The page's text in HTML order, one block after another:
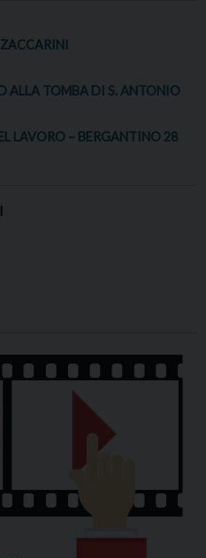
ALLA TOMBA DI S. ANTONIO
LAVORO – BERGANTINO 28